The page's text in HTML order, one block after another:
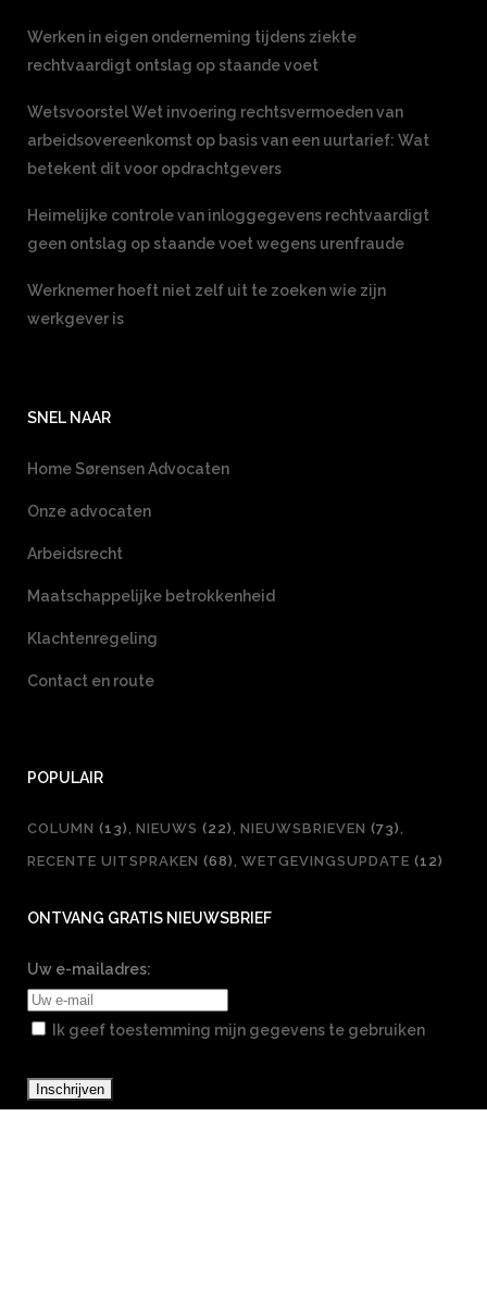
Werken in eigen onderneming tijdens ziekte
rechtvaardigt ontslag op staande voet
Wetsvoorstel Wet invoering rechtsvermoeden van
arbeidsovereenkomst op basis van een uurtarief: Wat
betekent dit voor opdrachtgevers
Heimelijke controle van inloggegevens rechtvaardigt
geen ontslag op staande voet wegens urenfraude
Werknemer hoeft niet zelf uit te zoeken wie zijn
werkgever is
SNEL NAAR
Home Sørensen Advocaten
Onze advocaten
Arbeidsrecht
Maatschappelijke betrokkenheid
Klachtenregeling
Contact en route
POPULAIR
COLUMN (13) NIEUWS (22) NIEUWSBRIEVEN (73)
RECENTE UITSPRAKEN (68) WETGEVINGSUPDATE (12)
ONTVANG GRATIS NIEUWSBRIEF
Uw e-mailadres:
Ik geef toestemming mijn gegevens te gebruiken